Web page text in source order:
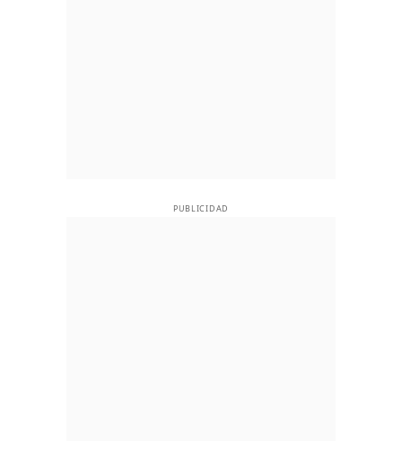
PUBLICIDAD